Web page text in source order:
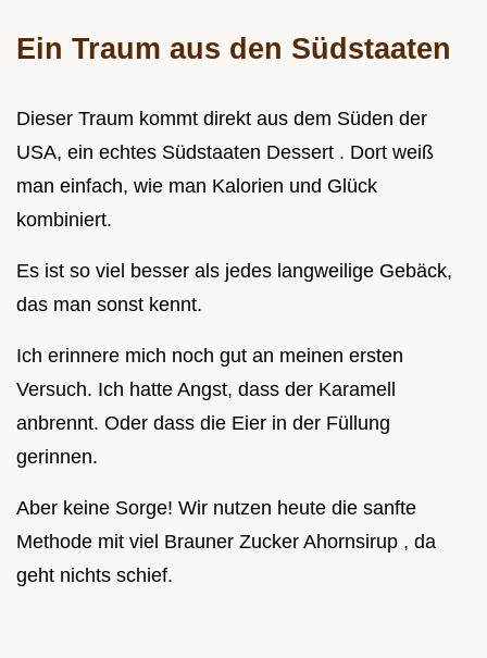
Ein Traum aus den Südstaaten
Dieser Traum kommt direkt aus dem Süden der
USA, ein echtes Südstaaten Dessert . Dort weiß
man einfach, wie man Kalorien und Glück
kombiniert.
Es ist so viel besser als jedes langweilige Gebäck,
das man sonst kennt.
Ich erinnere mich noch gut an meinen ersten
Versuch. Ich hatte Angst, dass der Karamell
anbrennt. Oder dass die Eier in der Füllung
gerinnen.
Aber keine Sorge! Wir nutzen heute die sanfte
Methode mit viel Brauner Zucker Ahornsirup , da
geht nichts schief.